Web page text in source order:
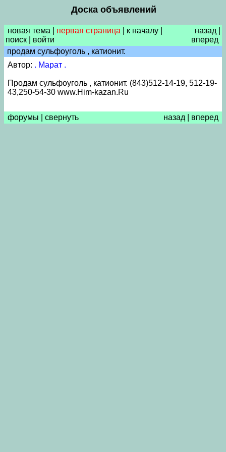
Доска объявлений
новая тема первая страница к началу
поиск
войти
назад
вперед
продам сульфоуголь , катионит.
Автор: . Марат .
Продам сульфоуголь , катионит. (843)512-14-19, 512-19-
43,250-54-30 www.Him-kazan.Ru
форумы свернуть назад вперед